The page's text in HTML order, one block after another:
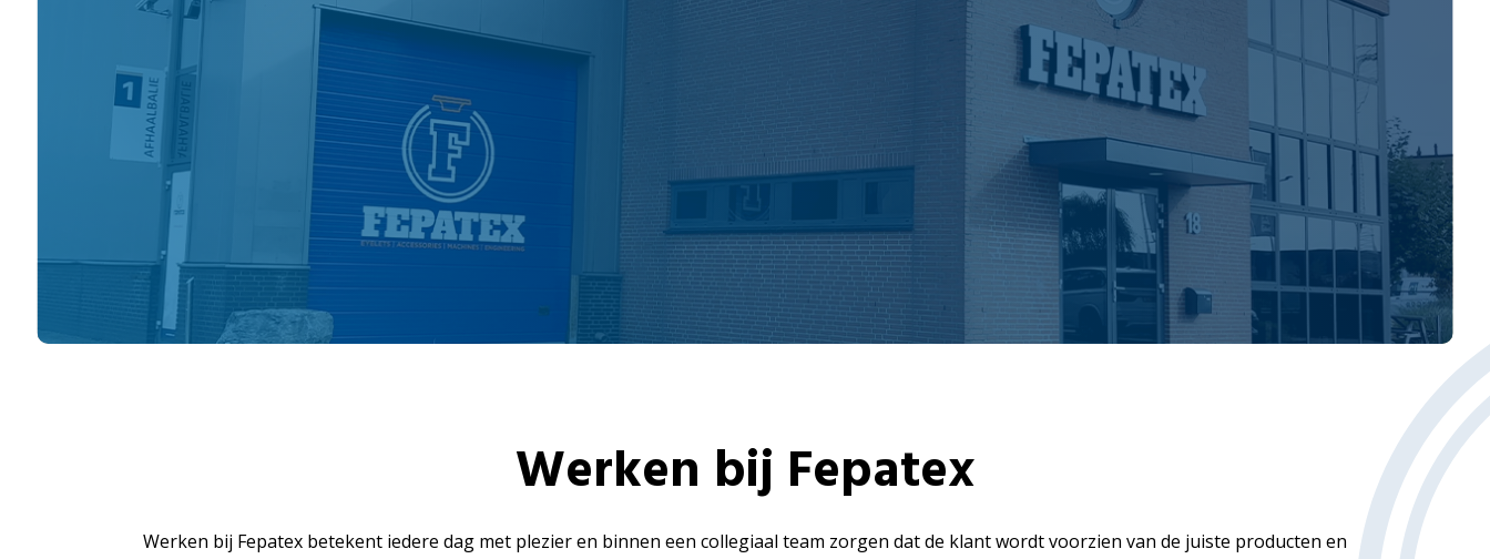
Werken bij Fepatex
Werken bij Fepatex betekent iedere dag met plezier en binnen een collegiaal team zorgen dat de klant wordt voorzien van de juiste producten en